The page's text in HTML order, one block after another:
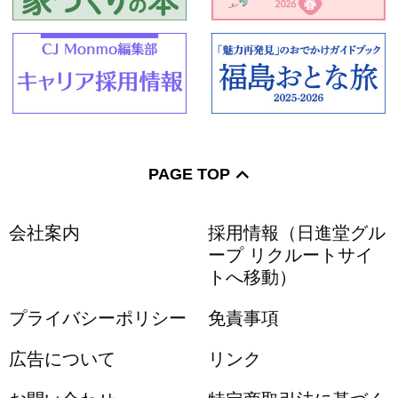
PAGE TOP
会社案内
採用情報（日進堂グル
ープ リクルートサイ
トへ移動）
プライバシーポリシー 免責事項
広告について リンク